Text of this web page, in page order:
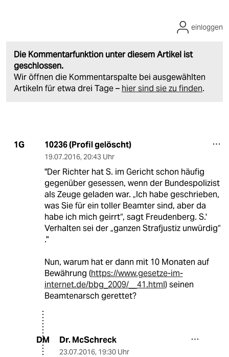
Die Kommentarfunktion unter diesem Artikel ist
geschlossen.
Wir öffnen die Kommentarspalte bei ausgewählten
Artikeln für etwa drei Tage – hier sind sie zu finden.
einloggen
1G 10236 (Profil gelöscht)
19.07.2016, 20:43 Uhr
"Der Richter hat S. im Gericht schon häufig
gegenüber gesessen, wenn der Bundespolizist
als Zeuge geladen war. „Ich habe geschrieben,
was Sie für ein toller Beamter sind, aber da
habe ich mich geirrt“, sagt Freudenberg. S.'
Verhalten sei der „ganzen Strafjustiz unwürdig“
."
Nun, warum hat er dann mit 10 Monaten auf
Bewährung (https://www.gesetze-im-
internet.de/bbg_2009/__41.html) seinen
Beamtenarsch gerettet?
DM Dr. McSchreck
23.07.2016, 19:30 Uhr